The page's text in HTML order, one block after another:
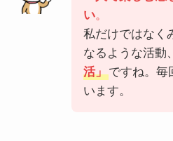
い。
私だけではなく
なるような活動
活」ですね。毎
います。